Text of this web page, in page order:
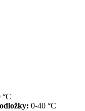
°C
0-40 °C